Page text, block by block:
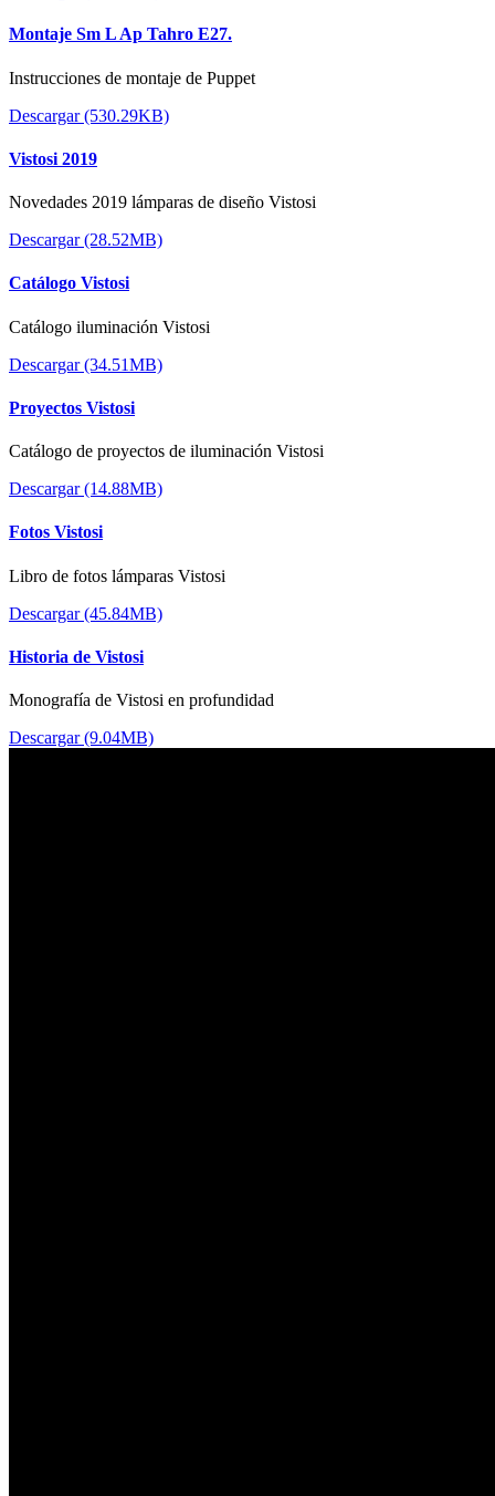
Montaje Sm L Ap Tahro E27.
Instrucciones de montaje de Puppet
Descargar (530.29KB)
Vistosi 2019
Novedades 2019 lámparas de diseño Vistosi
Descargar (28.52MB)
Catálogo Vistosi
Catálogo iluminación Vistosi
Descargar (34.51MB)
Proyectos Vistosi
Catálogo de proyectos de iluminación Vistosi
Descargar (14.88MB)
Fotos Vistosi
Libro de fotos lámparas Vistosi
Descargar (45.84MB)
Historia de Vistosi
Monografía de Vistosi en profundidad
Descargar (9.04MB)